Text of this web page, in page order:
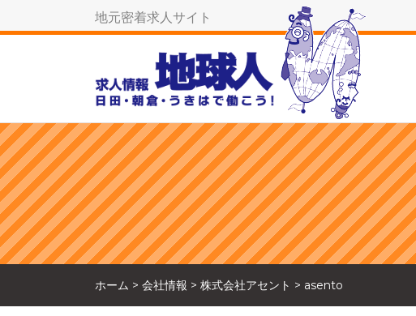
地元密着求人サイト
ホーム > 会社情報 > 株式会社アセント > asento